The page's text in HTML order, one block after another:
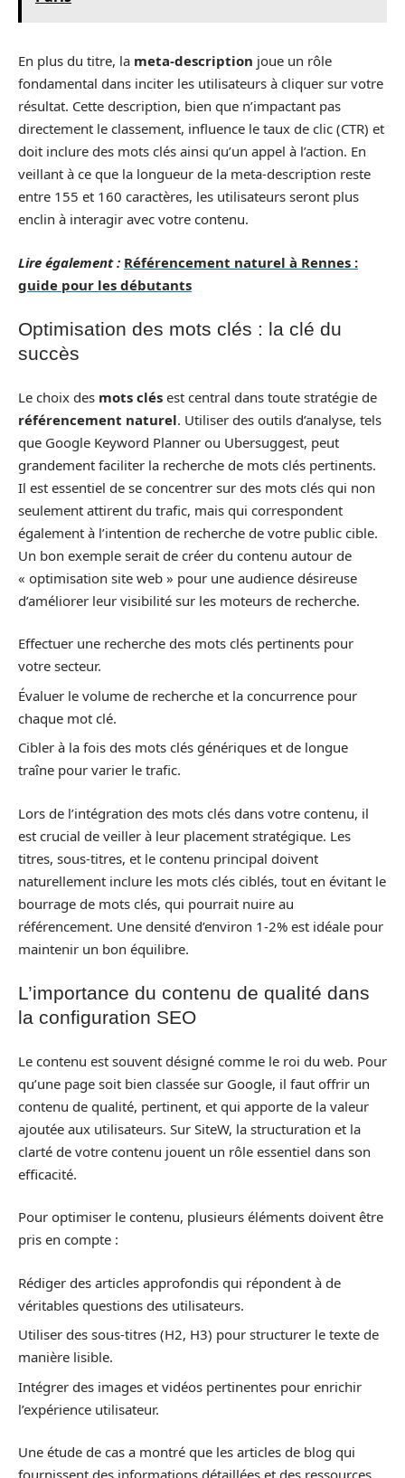
En plus du titre, la meta-description joue un rôle
fondamental dans inciter les utilisateurs à cliquer sur votre
résultat. Cette description, bien que n’impactant pas
directement le classement, influence le taux de clic (CTR) et
doit inclure des mots clés ainsi qu’un appel à l’action. En
veillant à ce que la longueur de la meta-description reste
entre 155 et 160 caractères, les utilisateurs seront plus
enclin à interagir avec votre contenu.
Lire également : Référencement naturel à Rennes :
guide pour les débutants
Optimisation des mots clés : la clé du
succès
Le choix des mots clés est central dans toute stratégie de
référencement naturel. Utiliser des outils d’analyse, tels
que Google Keyword Planner ou Ubersuggest, peut
grandement faciliter la recherche de mots clés pertinents.
Il est essentiel de se concentrer sur des mots clés qui non
seulement attirent du trafic, mais qui correspondent
également à l’intention de recherche de votre public cible.
Un bon exemple serait de créer du contenu autour de
« optimisation site web » pour une audience désireuse
d’améliorer leur visibilité sur les moteurs de recherche.
Effectuer une recherche des mots clés pertinents pour
votre secteur.
Évaluer le volume de recherche et la concurrence pour
chaque mot clé.
Cibler à la fois des mots clés génériques et de longue
traîne pour varier le trafic.
Lors de l’intégration des mots clés dans votre contenu, il
est crucial de veiller à leur placement stratégique. Les
titres, sous-titres, et le contenu principal doivent
naturellement inclure les mots clés ciblés, tout en évitant le
bourrage de mots clés, qui pourrait nuire au
référencement. Une densité d’environ 1-2% est idéale pour
maintenir un bon équilibre.
L’importance du contenu de qualité dans
la configuration SEO
Le contenu est souvent désigné comme le roi du web. Pour
qu’une page soit bien classée sur Google, il faut offrir un
contenu de qualité, pertinent, et qui apporte de la valeur
ajoutée aux utilisateurs. Sur SiteW, la structuration et la
clarté de votre contenu jouent un rôle essentiel dans son
efficacité.
Pour optimiser le contenu, plusieurs éléments doivent être
pris en compte :
Rédiger des articles approfondis qui répondent à de
véritables questions des utilisateurs.
Utiliser des sous-titres (H2, H3) pour structurer le texte de
manière lisible.
Intégrer des images et vidéos pertinentes pour enrichir
l’expérience utilisateur.
Une étude de cas a montré que les articles de blog qui
fournissent des informations détaillées et des ressources